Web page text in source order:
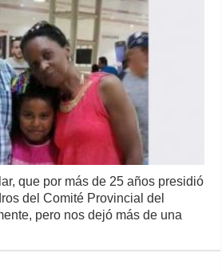
que por más de 25 años presidió
del Comité Provincial del
pero nos dejó más de una